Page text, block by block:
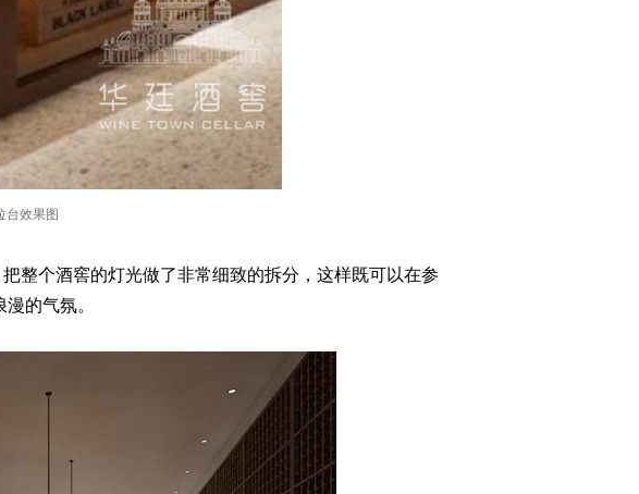
台效果图
整个酒窖的灯光做了非常细致的拆分，这样既可以在参
的气氛。